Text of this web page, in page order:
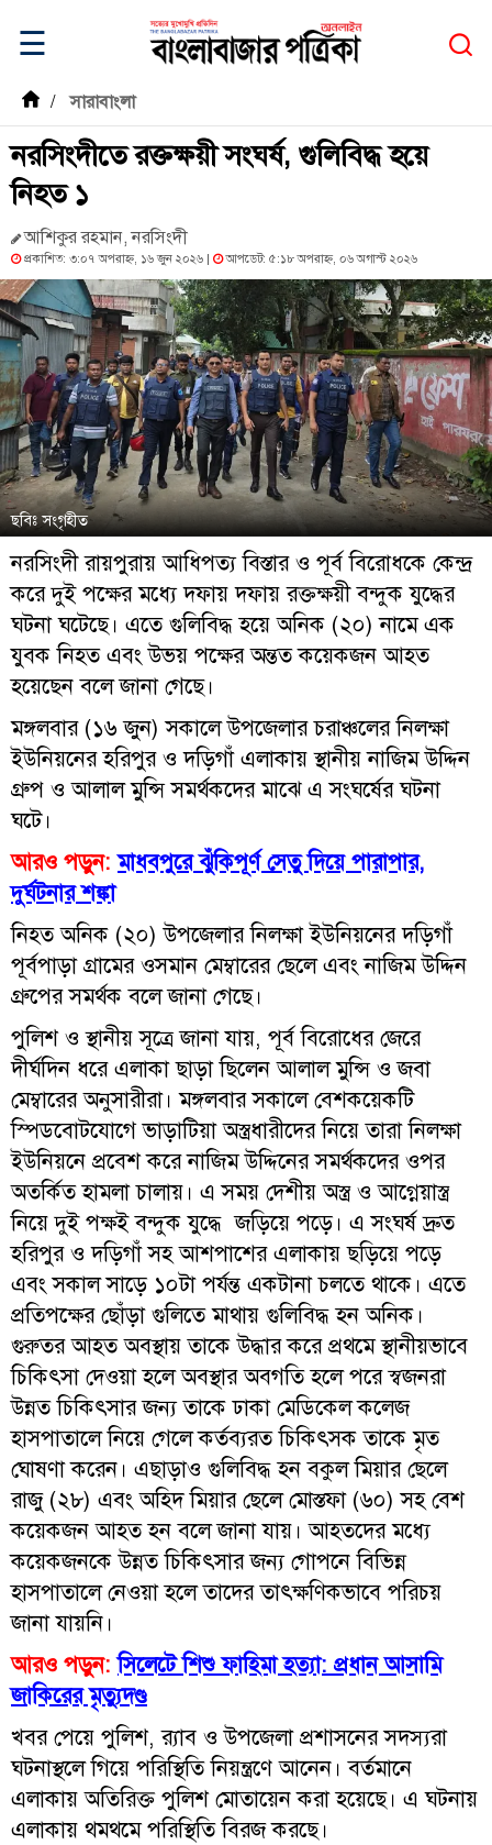
☰
/ সারাবাংলা
নরসিংদীতে রক্তক্ষয়ী সংঘর্ষ, গুলিবিদ্ধ হয়ে
নিহত ১
আশিকুর রহমান, নরসিংদী
প্রকাশিত: ৩:০৭ অপরাহ্ন, ১৬ জুন ২০২৬ | আপডেট: ৫:১৮ অপরাহ্ন, ০৬ অগাস্ট ২০২৬
ছবিঃ সংগৃহীত
নরসিংদী রায়পুরায় আধিপত্য বিস্তার ও পূর্ব বিরোধকে কেন্দ্র
করে দুই পক্ষের মধ্যে দফায় দফায় রক্তক্ষয়ী বন্দুক যুদ্ধের
ঘটনা ঘটেছে। এতে গুলিবিদ্ধ হয়ে অনিক (২০) নামে এক
যুবক নিহত এবং উভয় পক্ষের অন্তত কয়েকজন আহত
হয়েছেন বলে জানা গেছে।
মঙ্গলবার (১৬ জুন) সকালে উপজেলার চরাঞ্চলের নিলক্ষা
ইউনিয়নের হরিপুর ও দড়িগাঁ এলাকায় স্থানীয় নাজিম উদ্দিন
গ্রুপ ও আলাল মুন্সি সমর্থকদের মাঝে এ সংঘর্ষের ঘটনা
ঘটে।
আরও পড়ুন: মাধবপুরে ঝুঁকিপূর্ণ সেতু দিয়ে পারাপার,
দুর্ঘটনার শঙ্কা
নিহত অনিক (২০) উপজেলার নিলক্ষা ইউনিয়নের দড়িগাঁ
পূর্বপাড়া গ্রামের ওসমান মেম্বারের ছেলে এবং নাজিম উদ্দিন
গ্রুপের সমর্থক বলে জানা গেছে।
পুলিশ ও স্থানীয় সূত্রে জানা যায়, পূর্ব বিরোধের জেরে
দীর্ঘদিন ধরে এলাকা ছাড়া ছিলেন আলাল মুন্সি ও জবা
মেম্বারের অনুসারীরা। মঙ্গলবার সকালে বেশকয়েকটি
স্পিডবোটযোগে ভাড়াটিয়া অস্ত্রধারীদের নিয়ে তারা নিলক্ষা
ইউনিয়নে প্রবেশ করে নাজিম উদ্দিনের সমর্থকদের ওপর
অতর্কিত হামলা চালায়। এ সময় দেশীয় অস্ত্র ও আগ্নেয়াস্ত্র
নিয়ে দুই পক্ষই বন্দুক যুদ্ধে জড়িয়ে পড়ে। এ সংঘর্ষ দ্রুত
হরিপুর ও দড়িগাঁ সহ আশপাশের এলাকায় ছড়িয়ে পড়ে
এবং সকাল সাড়ে ১০টা পর্যন্ত একটানা চলতে থাকে। এতে
প্রতিপক্ষের ছোঁড়া গুলিতে মাথায় গুলিবিদ্ধ হন অনিক।
গুরুতর আহত অবস্থায় তাকে উদ্ধার করে প্রথমে স্থানীয়ভাবে
চিকিৎসা দেওয়া হলে অবস্থার অবগতি হলে পরে স্বজনরা
উন্নত চিকিৎসার জন্য তাকে ঢাকা মেডিকেল কলেজ
হাসপাতালে নিয়ে গেলে কর্তব্যরত চিকিৎসক তাকে মৃত
ঘোষণা করেন। এছাড়াও গুলিবিদ্ধ হন বকুল মিয়ার ছেলে
রাজু (২৮) এবং অহিদ মিয়ার ছেলে মোস্তফা (৬০) সহ বেশ
কয়েকজন আহত হন বলে জানা যায়। আহতদের মধ্যে
কয়েকজনকে উন্নত চিকিৎসার জন্য গোপনে বিভিন্ন
হাসপাতালে নেওয়া হলে তাদের তাৎক্ষণিকভাবে পরিচয়
জানা যায়নি।
আরও পড়ুন: সিলেটে শিশু ফাহিমা হত্যা: প্রধান আসামি
জাকিরের মৃত্যুদণ্ড
খবর পেয়ে পুলিশ, র‍্যাব ও উপজেলা প্রশাসনের সদস্যরা
ঘটনাস্থলে গিয়ে পরিস্থিতি নিয়ন্ত্রণে আনেন। বর্তমানে
এলাকায় অতিরিক্ত পুলিশ মোতায়েন করা হয়েছে। এ ঘটনায়
এলাকায় থমথমে পরিস্থিতি বিরজ করছে।